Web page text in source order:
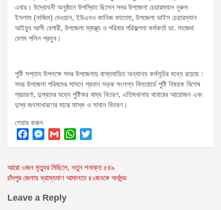
এবার। উদ্বোধনী অনুষ্ঠানে উপস্থিত ছিলেন সদর উপজেলা চেয়ারম্যান নুরুল
ইসলাম (নাজিম) দেওয়ান, ইউএনও কানিজ ফাতেমা, উপজেলা ভাইস চেয়ারম্যান
আইয়ুব আলী বেপারী, উপজেলা স্বাস্থ্য ও পরিবার পরিকল্পনা কর্মকর্তা ডা. সাজেদা
বেগম পলিন প্রমুখ।
পুষ্টি সপ্তাহ উপলক্ষে সদর উপজেলায় বাস্তবায়িত অন্যান্য কর্মসূচির মধ্যে রয়েছে :
সদর উপজেলা পরিষদের সামনে প্রধান সড়ক সংলগ্ন বিলবোর্ডে পুষ্টি বিষয়ক বিশেষ
প্রচারণা, দুস্থদের মধ্যে পুষ্টিকর খাদ্য বিতরণ, এতিমখানায় খাবারের আয়োজন এবং
দুস্থ জনসাধারণের মাঝে মাস্ক ও সাবান বিতরণ।
শেয়ার করুন
F
c
e
M
s
s
G
a
i
W
a
A
T
i
t
Post
navigation
আরো ৩জন মৃত্যুর মিছিলে, নতুন শনাক্ত ৫৪৯
চাঁদপুর জেলায় ভ্রাম্যমাণ আদালতে ৪২জনকে অর্থদন্ড
Leave a Reply